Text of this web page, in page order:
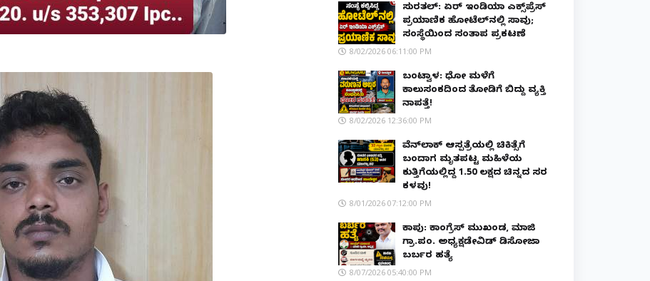
ಸುರತ್ಕಲ್: ಏರ್ ಇಂಡಿಯಾ ಎಕ್ಸ್‌ಪ್ರೆಸ್
ಪ್ರಯಾಣಿಕ ಹೋಟೆಲ್‌ನಲ್ಲಿ ಸಾವು;
ಸಂಸ್ಥೆಯಿಂದ ಸಂತಾಪ ಪ್ರಕಟಣೆ
8/02/2026 06:11:00 PM
ಬಂಟ್ವಾಳ: ಧೋ ಮಳೆಗೆ
ಕಾಲುಸಂಕದಿಂದ ತೋಡಿಗೆ ಬಿದ್ದು ವ್ಯಕ್ತಿ
ನಾಪತ್ತೆ!
8/02/2026 12:36:00 PM
ವೆನ್‌ಲಾಕ್ ಆಸ್ಪತ್ರೆಯಲ್ಲಿ ಚಿಕಿತ್ಸೆಗೆ
ಬಂದಾಗ ಮೃತಪಟ್ಟ ಮಹಿಳೆಯ
ಕುತ್ತಿಗೆಯಲ್ಲಿದ್ದ ₹1.50 ಲಕ್ಷದ ಚಿನ್ನದ ಸರ
ಕಳವು!
8/01/2026 07:12:00 PM
ಕಾಪು: ಕಾಂಗ್ರೆಸ್ ಮುಖಂಡ, ಮಾಜಿ
ಗ್ರಾ.ಪಂ. ಅಧ್ಯಕ್ಷಡೇವಿಡ್ ಡಿಸೋಜಾ
ಬರ್ಬರ ಹತ್ಯೆ
8/07/2026 05:40:00 PM